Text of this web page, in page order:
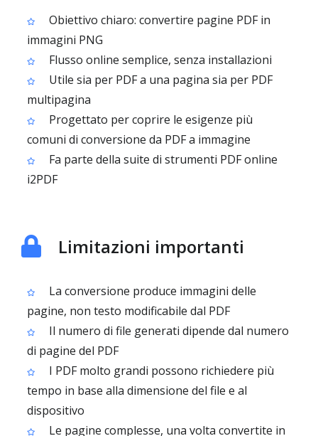
Obiettivo chiaro: convertire pagine PDF in
immagini PNG
Flusso online semplice, senza installazioni
Utile sia per PDF a una pagina sia per PDF
multipagina
Progettato per coprire le esigenze più
comuni di conversione da PDF a immagine
Fa parte della suite di strumenti PDF online
i2PDF
Limitazioni importanti
La conversione produce immagini delle
pagine, non testo modificabile dal PDF
Il numero di file generati dipende dal numero
di pagine del PDF
I PDF molto grandi possono richiedere più
tempo in base alla dimensione del file e al
dispositivo
Le pagine complesse, una volta convertite in